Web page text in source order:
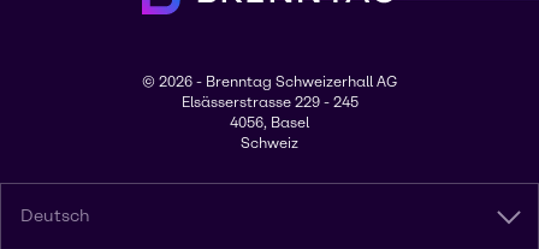
© 2026 - Brenntag Schweizerhall AG
Elsässerstrasse 229 - 245
4056, Basel
Schweiz
Deutsch